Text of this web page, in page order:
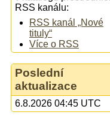
RSS kanálu:
RSS kanál „Nové
tituly“
Více o RSS
Poslední
aktualizace
6.8.2026 04:45 UTC